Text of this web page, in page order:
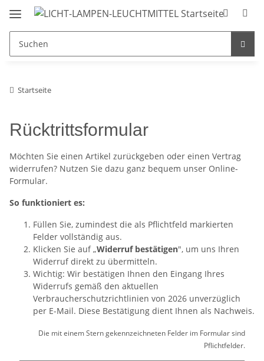
Startseite
Rücktrittsformular
Möchten Sie einen Artikel zurückgeben oder einen Vertrag
widerrufen? Nutzen Sie dazu ganz bequem unser Online-
Formular.
So funktioniert es:
Füllen Sie, zumindest die als Pflichtfeld markierten
Felder vollständig aus.
Klicken Sie auf „Widerruf bestätigen", um uns Ihren
Widerruf direkt zu übermitteln.
Wichtig: Wir bestätigen Ihnen den Eingang Ihres
Widerrufs gemäß den aktuellen
Verbraucherschutzrichtlinien von 2026 unverzüglich
per E-Mail. Diese Bestätigung dient Ihnen als Nachweis.
Die mit einem Stern gekennzeichneten Felder im Formular sind
Pflichtfelder.